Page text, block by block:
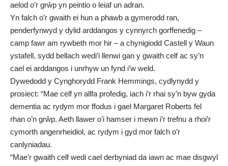
aelod o’r grŵp yn peintio o leiaf un adran.
Yn falch o’r gwaith ei hun a phawb a gymerodd ran,
penderfynwyd y dylid arddangos y cynnyrch gorffenedig –
camp fawr am rywbeth mor hir – a chynigiodd Castell y Waun
ystafell, sydd bellach wedi’i llenwi gan y gwaith celf ac sy’n
cael ei arddangos i unrhyw un fynd i’w weld.
Dywedodd y Cynghorydd Frank Hemmings, cydlynydd y
prosiect: “Mae celf yn allfa profedig, iach i’r rhai sy’n byw gyda
dementia ac rydym mor ffodus i gael Margaret Roberts fel
rhan o’n grŵp. Aeth llawer o’i hamser i mewn i’r trefnu a rhoi’r
cymorth angenrheidiol, ac rydym i gyd mor falch o’r
canlyniadau.
“Mae’r gwaith celf wedi cael derbyniad da iawn ac mae disgwyl